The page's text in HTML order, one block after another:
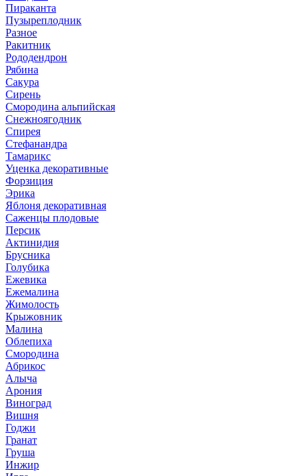
Пираканта
Пузыреплодник
Разное
Ракитник
Рододендрон
Рябина
Сакура
Сирень
Смородина альпийская
Снежноягодник
Спирея
Стефанандра
Тамарикс
Уценка декоративные
Форзиция
Эрика
Яблоня декоративная
Саженцы плодовые
Персик
Актинидия
Брусника
Голубика
Ежевика
Ежемалина
Жимолость
Крыжовник
Малина
Облепиха
Смородина
Абрикос
Алыча
Арония
Виноград
Вишня
Годжи
Гранат
Груша
Инжир